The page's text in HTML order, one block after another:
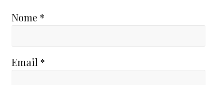
Nome *
Email *